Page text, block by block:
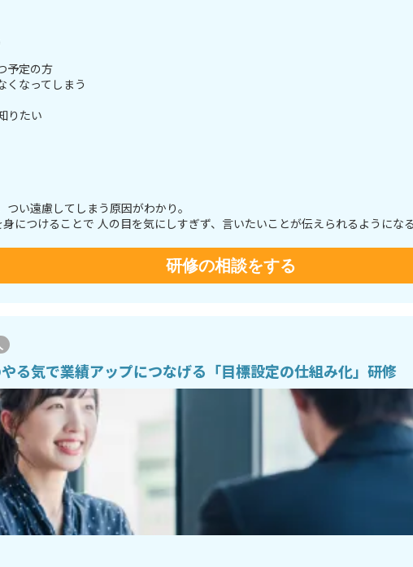
予定の方
くなってしまう
りたい
い遠慮してしまう原因がわかり。
につけることで 人の目を気にしすぎず、言いたいことが伝えられるようにな
研修の相談をする
る気で業績アップにつなげる「目標設定の仕組み化」研修